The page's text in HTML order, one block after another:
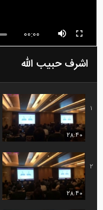
00:00
اشرف حبیب الله
1
28:40
2
28:40